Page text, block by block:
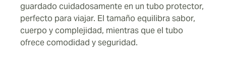
guardado cuidadosamente en un tubo protector,
perfecto para viajar. El tamaño equilibra sabor,
cuerpo y complejidad, mientras que el tubo
ofrece comodidad y seguridad.